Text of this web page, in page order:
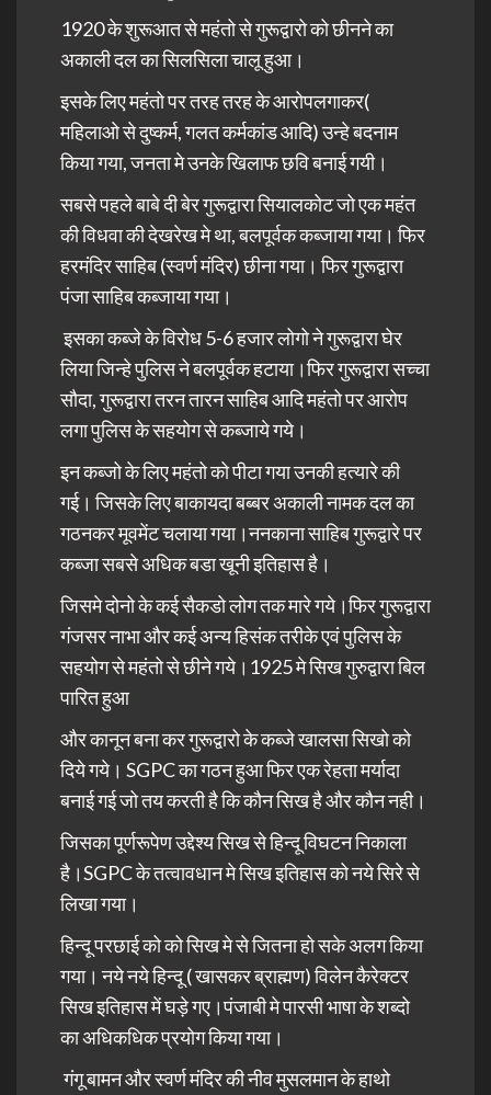
1920 के शुरूआत से महंतो से गुरूद्वारो को छीनने का
अकाली दल का सिलसिला चालू हुआ।
इसके लिए महंतो पर तरह तरह के आरोपलगाकर(
महिलाओ से दुष्कर्म, गलत कर्मकांड आदि) उन्हे बदनाम
किया गया, जनता मे उनके खिलाफ छवि बनाई गयी।
सबसे पहले बाबे दी बेर गुरूद्वारा सियालकोट जो एक महंत
की विधवा की देखरेख मे था, बलपूर्वक कब्जाया गया। फिर
हरमंदिर साहिब (स्वर्ण मंदिर) छीना गया। फिर गुरूद्वारा
पंजा साहिब कब्जाया गया।
इसका कब्जे के विरोध 5-6 हजार लोगो ने गुरूद्वारा घेर
लिया जिन्हे पुलिस ने बलपूर्वक हटाया।फिर गुरूद्वारा सच्चा
सौदा, गुरूद्वारा तरन तारन साहिब आदि महंतो पर आरोप
लगा पुलिस के सहयोग से कब्जाये गये।
इन कब्जो के लिए महंतो को पीटा गया उनकी हत्यारे की
गई। जिसके लिए बाकायदा बब्बर अकाली नामक दल का
गठनकर मूवमेंट चलाया गया।ननकाना साहिब गुरूद्वारे पर
कब्जा सबसे अधिक बडा खूनी इतिहास है।
जिसमे दोनो के कई सैकडो लोग तक मारे गये।फिर गुरूद्वारा
गंजसर नाभा और कई अन्य हिसंक तरीके एवं पुलिस के
सहयोग से महंतो से छीने गये।1925 मे सिख गुरुद्वारा बिल
पारित हुआ
और कानून बना कर गुरूद्वारो के कब्जे खालसा सिखो को
दिये गये। SGPC का गठन हुआ फिर एक रेहता मर्यादा
बनाई गई जो तय करती है कि कौन सिख है और कौन नही।
जिसका पूर्णरूपेण उद्देश्य सिख से हिन्दू विघटन निकाला
है।SGPC के तत्वावधान मे सिख इतिहास को नये सिरे से
लिखा गया।
हिन्दू परछाई को को सिख मे से जितना हो सके अलग किया
गया। नये नये हिन्दू ( खासकर ब्राह्मण) विलेन कैरेक्टर
सिख इतिहास में घड़े गए।पंजाबी मे पारसी भाषा के शब्दो
का अधिकधिक प्रयोग किया गया।
गंगू बामन और स्वर्ण मंदिर की नीव मुसलमान के हाथो